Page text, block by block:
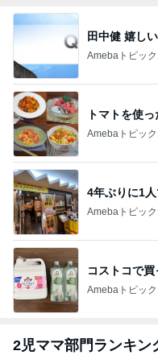
田中健 嬉し
Amebaトピック
トマトを使
Amebaトピック
4年ぶりに1
Amebaトピック
コストコで
Amebaトピック
2児ママ部門ランキン